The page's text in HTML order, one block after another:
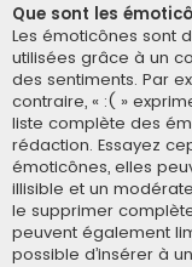
Que sont les
Les émoticônes sont
utilisées grâce à un
des sentiments. Par
contraire, « :( »
liste complète des
rédaction. Essayez
émoticônes, elles
illisible et un
le supprimer
peuvent également
possible d’insérer à